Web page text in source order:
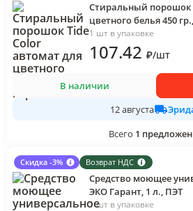
Стиральный порошок
цветного белья 450
1 шт в упаковке
107.42 ₽/шт
В наличии
12 августа
Всего 1
Скидка -3% Возврат НДС
Средство моющее
ЭКО Гарант, 1 л., ПЭТ
1 шт в упаковке